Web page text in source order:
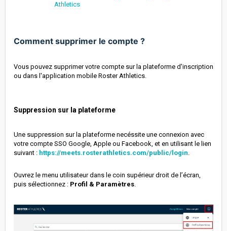
Athletics
Comment supprimer le compte ?
Vous pouvez supprimer votre compte sur la plateforme d'inscription
ou dans l'application mobile Roster Athletics.
Suppression sur la plateforme
Une suppression sur la plateforme necéssite une connexion avec
votre compte SSO Google, Apple ou Facebook, et en utilisant le lien
suivant : https://meets.rosterathletics.com/public/login.
Ouvrez le menu utilisateur dans le coin supérieur droit de l’écran,
puis sélectionnez : Profil & Paramètres.